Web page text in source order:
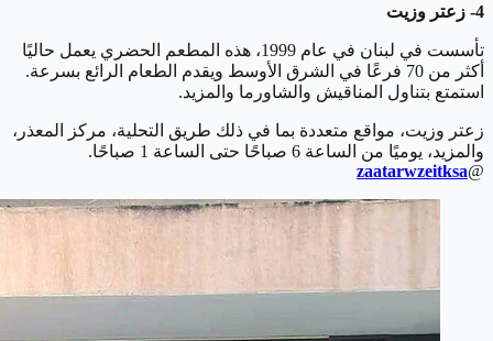
4- زعتر وزيت
تأسست في لبنان في عام 1999، هذه المطعم الحضري يعمل حاليًا
أكثر من 70 فرعًا في الشرق الأوسط ويقدم الطعام الرائع بسرعة.
استمتع بتناول المناقيش والشاورما والمزيد.
زعتر وزيت، مواقع متعددة بما في ذلك طريق التحلية، مركز المعذر،
والمزيد، يوميًا من الساعة 6 صباحًا حتى الساعة 1 صباحًا.
@
zaatarwzeitksa